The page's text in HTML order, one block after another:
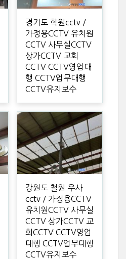
경기도 학원cctv /
가정용CCTV 유치원
CCTV 사무실CCTV
상가CCTV 교회
CCTV CCTV영업대
행 CCTV업무대행
CCTV유지보수
강원도 철원 우사
cctv / 가정용CCTV
유치원CCTV 사무실
CCTV 상가CCTV 교
회CCTV CCTV영업
대행 CCTV업무대행
CCTV유지보수